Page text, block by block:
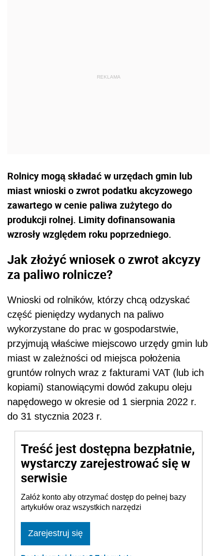
Rolnicy mogą składać w urzędach gmin lub
miast wnioski o zwrot podatku akcyzowego
zawartego w cenie paliwa zużytego do
produkcji rolnej. Limity dofinansowania
wzrosły względem roku poprzedniego.
Jak złożyć wniosek o zwrot akcyzy
za paliwo rolnicze?
Wnioski od rolników, którzy chcą odzyskać
część pieniędzy wydanych na paliwo
wykorzystane do prac w gospodarstwie,
przyjmują właściwe miejscowo urzędy gmin lub
miast w zależności od miejsca położenia
gruntów rolnych wraz z fakturami VAT (lub ich
kopiami) stanowiącymi dowód zakupu oleju
napędowego w okresie od 1 sierpnia 2022 r.
do 31 stycznia 2023 r.
Treść jest dostępna bezpłatnie,
wystarczy zarejestrować się w
serwisie
Załóż konto aby otrzymać dostęp do pełnej bazy
artykułów oraz wszystkich narzędzi
Zarejestruj się